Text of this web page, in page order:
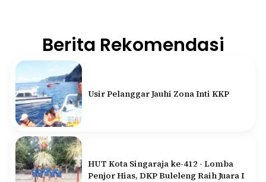
Berita Rekomendasi
Usir Pelanggar Jauhi Zona Inti KKP
HUT Kota Singaraja ke-412 - Lomba
Penjor Hias, DKP Buleleng Raih Juara I